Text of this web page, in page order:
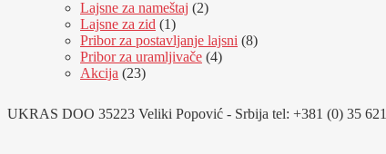
Lajsne za nameštaj 22
Lajsne za zid 11
proizvod
Pribor za postavljanje lajsni 88
Pribor za uramljivače 44
Akcija 2323
UKRAS DOO 35223 Veliki Popović - Srbija tel: +381 (0) 35